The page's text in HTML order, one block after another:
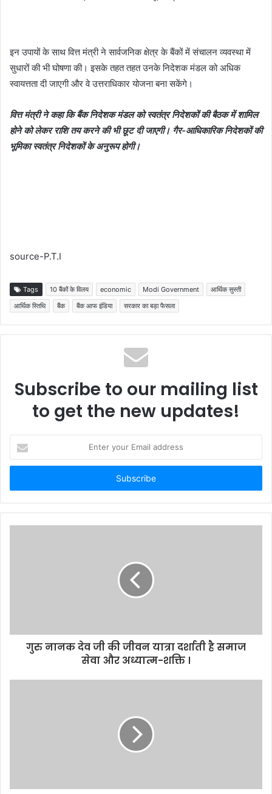
इन उपायों के साथ वित्त मंत्री ने सार्वजनिक क्षेत्र के बैंकों में संचालन व्यवस्था में
सुधारों की भी घोषणा की। इसके तहत तहत उनके निदेशक मंडल को अधिक
स्वायत्तता दी जाएगी और वे उत्तराधिकार योजना बना सकेंगे।
वित्त मंत्री ने कहा कि बैंक निदेशक मंडल को स्वतंत्र निदेशकों की बैठक में शामिल
होने को लेकर राशि तय करने की भी छूट दी जाएगी। गैर-आधिकारिक निदेशकों की
भूमिका स्वतंत्र निदेशकों के अनुरूप होगी।
source-P.T.I
Tags 10 बैंकों के विलय economic Modi Government
आर्थिक सुस्ती
आर्थिक स्तिथि
बैंक बैंक आफ इंडिया सरकार का बड़ा फैसला
Subscribe to our mailing list
to get the new updates!
your
Email
गुरु नानक देव जी की जीवन यात्रा दर्शाती है समाज
सेवा और अध्यात्म-शक्ति ।